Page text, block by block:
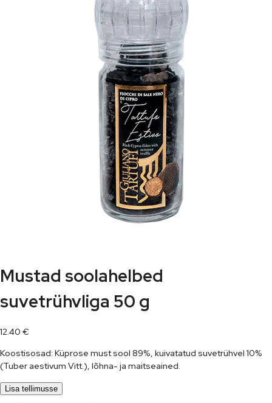
Mustad soolahelbed
suvetrühvliga 50 g
12.40 €
Koostisosad: Küprose must sool 89%, kuivatatud suvetrühvel 10%
(Tuber aestivum Vitt.), lõhna- ja maitseained.
Lisa tellimusse